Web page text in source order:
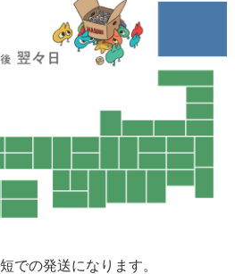
での発送になります。